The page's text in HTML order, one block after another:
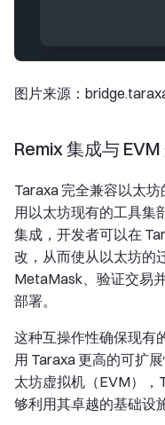
图片来源：
Remix 集成与
Taraxa 完全兼容以太
用以太坊现有的工具集
集成，开发者可以在
改，从而使从以太坊的
MetaMask、验证交易
部署。
这种互操作性确保现有
用 Taraxa 更高的可扩
太坊虚拟机（EVM）
够利用其卓越的基础设